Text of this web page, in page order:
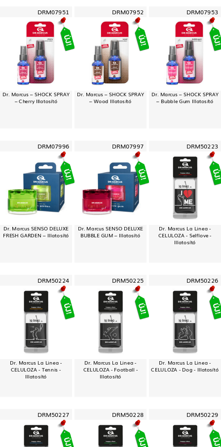
DRM07951
Dr. Marcus – SHOCK SPRAY
– Cherry Illatosító
DRM07952
Dr. Marcus – SHOCK SPRAY
– Wood Illatosító
DRM07953
Dr. Marcus – SHOCK SPRAY
– Bubble Gum Illatosító
DRM07996
Dr. Marcus SENSO DELUXE
FRESH GARDEN – Illatosító
DRM07997
Dr. Marcus SENSO DELUXE
BUBBLE GUM – Illatosító
DRM50223
Dr. Marcus La Linea -
CELULOZA - Selflove -
Illatosító
DRM50224
Dr. Marcus La Linea -
CELULOZA - Tennis -
Illatosító
DRM50225
Dr. Marcus La Linea -
CELULOZA - Football -
Illatosító
DRM50226
Dr. Marcus La Linea -
CELULOZA - Dog - Illatosító
DRM50227 DRM50228 DRM50229